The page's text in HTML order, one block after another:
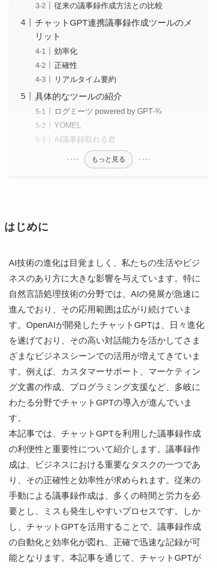
従来の議事録作成方法との比較
チャットGPT連携議事録作成ツールのメ
リット
効率化
正確性
リアルタイム要約
具体的なツールの紹介
ログミーツ powered by GPT-¾
YOMEL
AI議事録取れる君
もっと見る
はじめに
AI技術の進化は目覚ましく、私たちの生活やビジ
ネスのあり方に大きな影響を与えています。特に
自然言語処理技術の分野では、AIの発展が急速に
進んでおり、その応用範囲は広がり続けていま
す。OpenAIが開発したチャットGPTは、日々進化
を遂げており、その高い対話能力を活かしてさま
ざまなビジネスシーンでの活用が増えてきていま
す。例えば、カスタマーサポート、マーケティン
グ文書の作成、プログラミング支援など、多岐に
わたる分野でチャットGPTの導入が進んでいま
す。
本記事では、チャットGPTを利用した議事録作成
の利便性と重要性について紹介します。議事録作
成は、ビジネスにおける重要なタスクの一つであ
り、その正確性と効率性が求められます。従来の
手動による議事録作成は、多くの時間と労力を必
要とし、ミスも発生しやすいプロセスです。しか
し、チャットGPTを活用することで、議事録作成
の自動化と効率化が図れ、正確で迅速な記録が可
能となります。本記事を通じて、チャットGPTが